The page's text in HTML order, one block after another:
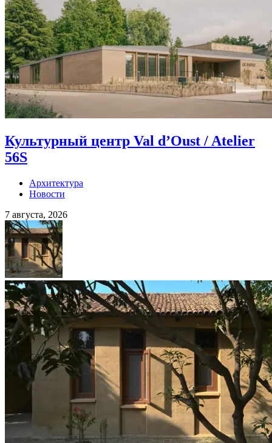
Культурный центр Val d’Oust / Atelier
56S
Архитектура
Новости
7 августа, 2026